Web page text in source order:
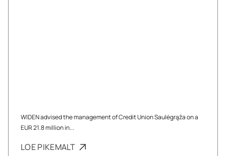
WIDEN advised the management of Credit Union Saulėgrąža on a
EUR 21.8 million in...
LOE PIKEMALT